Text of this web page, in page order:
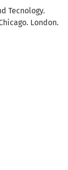
Tecnology.
London.